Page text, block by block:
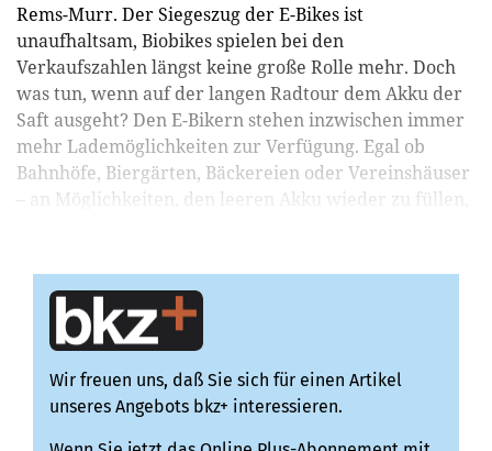
Rems-Murr. Der Siegeszug der E-Bikes ist
unaufhaltsam, Biobikes spielen bei den
Verkaufszahlen längst keine große Rolle mehr. Doch
was tun, wenn auf der langen Radtour dem Akku der
Saft ausgeht? Den E-Bikern stehen inzwischen immer
mehr Lademöglichkeiten zur Verfügung. Egal ob
Bahnhöfe, Biergärten, Bäckereien oder Vereinshäuser
– an Möglichkeiten, den leeren Akku wieder zu füllen,
Wir freuen uns, daß Sie sich für einen Artikel
unseres Angebots bkz+ interessieren.